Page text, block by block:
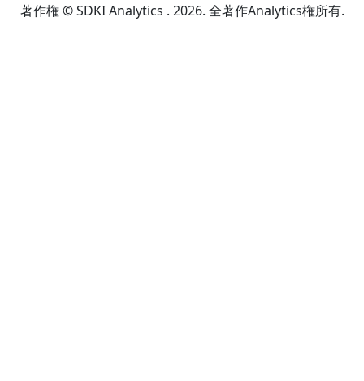
著作権 © SDKI Analytics . 2026. 全著作Analytics権所有.